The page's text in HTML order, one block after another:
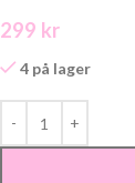
299 kr
4 på lager